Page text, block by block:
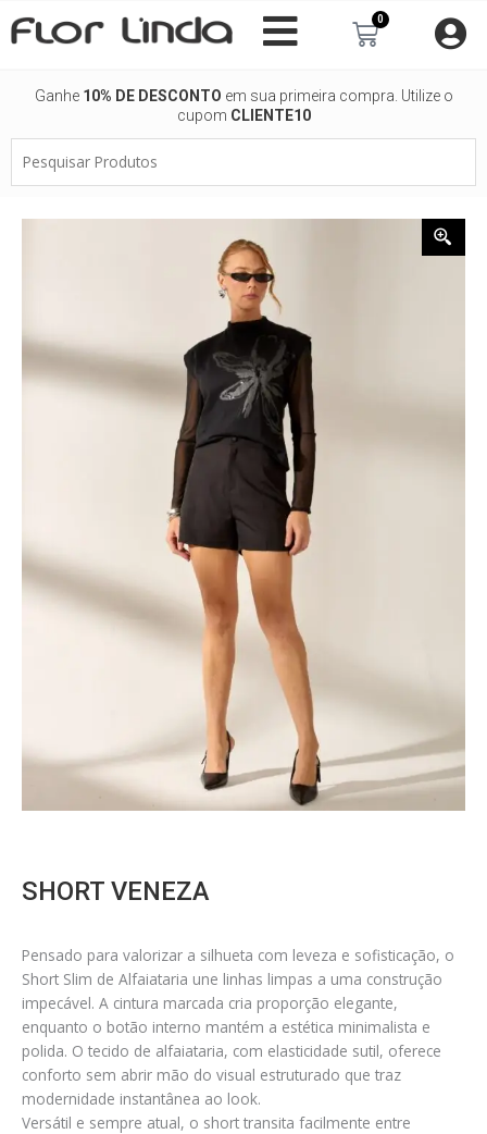
para
0
Carrinho
Ganhe 10% DE DESCONTO em sua primeira compra. Utilize o
cupom CLIENTE10
Produtos
SHORT VENEZA
Pensado para valorizar a silhueta com leveza e sofisticação, o
Short Slim de Alfaiataria une linhas limpas a uma construção
impecável. A cintura marcada cria proporção elegante,
enquanto o botão interno mantém a estética minimalista e
polida. O tecido de alfaiataria, com elasticidade sutil, oferece
conforto sem abrir mão do visual estruturado que traz
modernidade instantânea ao look.
Versátil e sempre atual, o short transita facilmente entre